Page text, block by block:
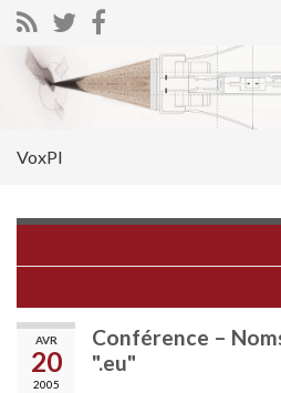
Search for:
VoxPI
AVR
20
2005
Conférence –
".eu"